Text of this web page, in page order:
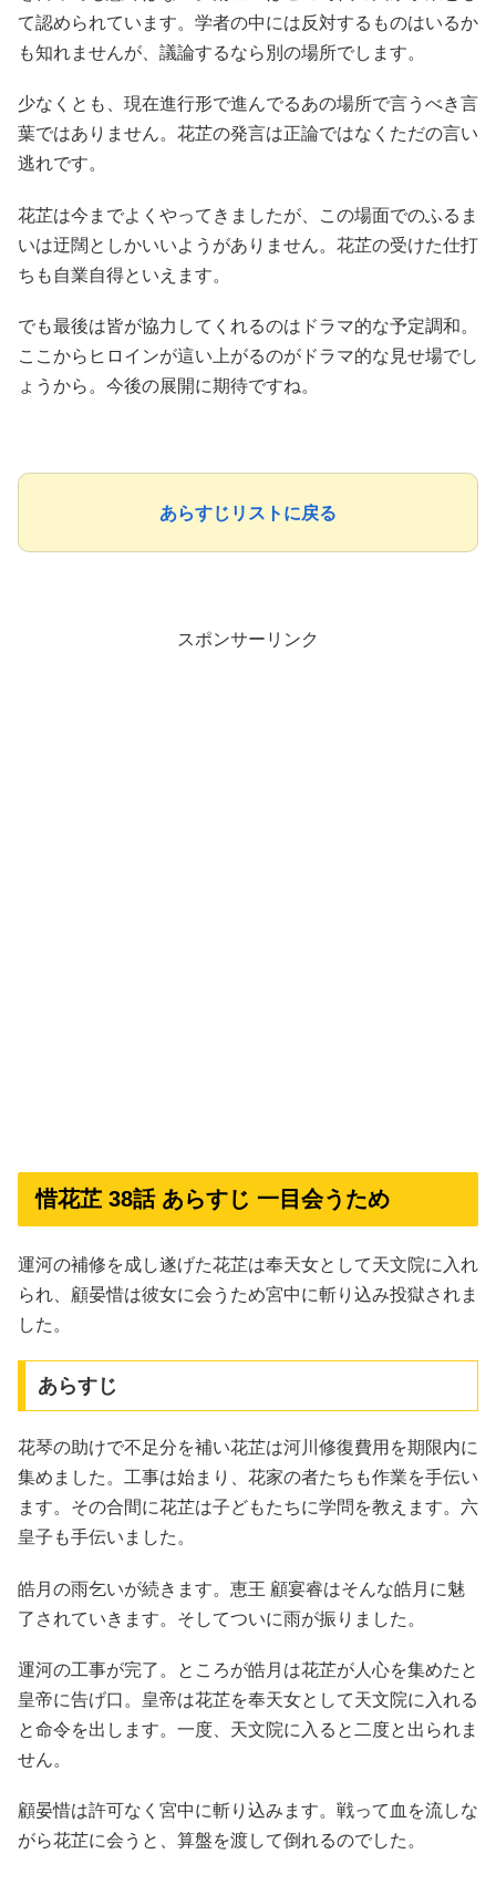
て認められています。学者の中には反対するものはいるか
も知れませんが、議論するなら別の場所でします。
少なくとも、現在進行形で進んでるあの場所で言うべき言
葉ではありません。花芷の発言は正論ではなくただの言い
逃れです。
花芷は今までよくやってきましたが、この場面でのふるま
いは迂闊としかいいようがありません。花芷の受けた仕打
ちも自業自得といえます。
でも最後は皆が協力してくれるのはドラマ的な予定調和。
ここからヒロインが這い上がるのがドラマ的な見せ場でし
ょうから。今後の展開に期待ですね。
あらすじリストに戻る
スポンサーリンク
惜花芷 38話 あらすじ 一目会うため
運河の補修を成し遂げた花芷は奉天女として天文院に入れ
られ、顧晏惜は彼女に会うため宮中に斬り込み投獄されま
した。
あらすじ
花琴の助けで不足分を補い花芷は河川修復費用を期限内に
集めました。工事は始まり、花家の者たちも作業を手伝い
ます。その合間に花芷は子どもたちに学問を教えます。六
皇子も手伝いました。
皓月の雨乞いが続きます。恵王 顧宴睿はそんな皓月に魅
了されていきます。そしてついに雨が振りました。
運河の工事が完了。ところが皓月は花芷が人心を集めたと
皇帝に告げ口。皇帝は花芷を奉天女として天文院に入れる
と命令を出します。一度、天文院に入ると二度と出られま
せん。
顧晏惜は許可なく宮中に斬り込みます。戦って血を流しな
がら花芷に会うと、算盤を渡して倒れるのでした。